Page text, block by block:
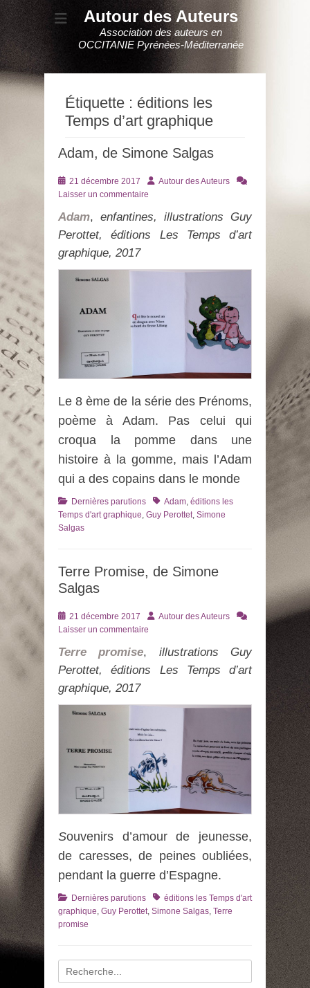
Autour des Auteurs
Association des auteurs en
OCCITANIE Pyrénées-Méditerranée
Étiquette : éditions les
Temps d’art graphique
Adam, de Simone Salgas
Posté
le
21 décembre 2017 AuteurAutour des Auteurs
Laisser un commentaire
Adam, enfantines, illustrations Guy
Perottet, éditions Les Temps d’art
graphique, 2017
Le 8 ème de la série des Prénoms,
poème à Adam. Pas celui qui
croqua la pomme dans une
histoire à la gomme, mais l’Adam
qui a des copains dans le monde
Catégories
Dernières parutions TagsAdam, éditions les
Temps d'art graphique, Guy Perottet, Simone
Salgas
Terre Promise, de Simone
Salgas
Posté
le
21 décembre 2017 AuteurAutour des Auteurs
Laisser un commentaire
Terre promise, illustrations Guy
Perottet, éditions Les Temps d’art
graphique, 2017
Souvenirs d’amour de jeunesse,
de caresses, de peines oubliées,
pendant la guerre d’Espagne.
Catégories
Dernières parutions Tagséditions les Temps d'art
graphique Guy Perottet Simone Salgas Terre
promise
Recherche
pour